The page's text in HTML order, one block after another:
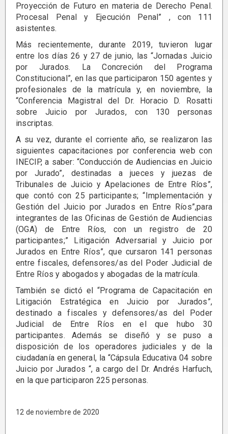
Proyección de Futuro en materia de Derecho Penal.
Procesal Penal y Ejecución Penal” , con 111
asistentes.
Más recientemente, durante 2019, tuvieron lugar
entre los días 26 y 27 de junio, las “Jornadas Juicio
por Jurados. La Concreción del Programa
Constitucional”, en las que participaron 150 agentes y
profesionales de la matrícula y, en noviembre, la
“Conferencia Magistral del Dr. Horacio D. Rosatti
sobre Juicio por Jurados, con 130 personas
inscriptas.
A su vez, durante el corriente año, se realizaron las
siguientes capacitaciones por conferencia web con
INECIP, a saber: “Conducción de Audiencias en Juicio
por Jurado”, destinadas a jueces y juezas de
Tribunales de Juicio y Apelaciones de Entre Ríos”,
que contó con 25 participantes; “Implementación y
Gestión del Juicio por Jurados en Entre Ríos”,para
integrantes de las Oficinas de Gestión de Audiencias
(OGA) de Entre Ríos, con un registro de 20
participantes;” Litigación Adversarial y Juicio por
Jurados en Entre Ríos”, que cursaron 141 personas
entre fiscales, defensores/as del Poder Judicial de
Entre Ríos y abogados y abogadas de la matrícula.
También se dictó el “Programa de Capacitación en
Litigación Estratégica en Juicio por Jurados”,
destinado a fiscales y defensores/as del Poder
Judicial de Entre Ríos en el que hubo 30
participantes. Además se diseñó y se puso a
disposición de los operadores judiciales y de la
ciudadanía en general, la “Cápsula Educativa 04 sobre
Juicio por Jurados “, a cargo del Dr. Andrés Harfuch,
en la que participaron 225 personas.
12 de noviembre de 2020